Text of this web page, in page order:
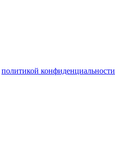
политикой конфиденциальности